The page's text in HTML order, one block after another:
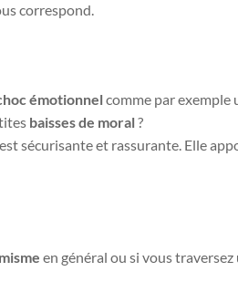
correspond.
émotionnelcomme par exemple
baisses de moral?
sécurisante et rassurante. Elle
en général ou si vous